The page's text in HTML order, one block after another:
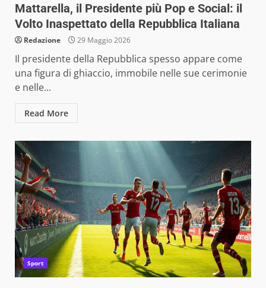
Mattarella, il Presidente più Pop e Social: il
Volto Inaspettato della Repubblica Italiana
Redazione 29 Maggio 2026
Il presidente della Repubblica spesso appare come
una figura di ghiaccio, immobile nelle sue cerimonie
e nelle...
Read More
Sport